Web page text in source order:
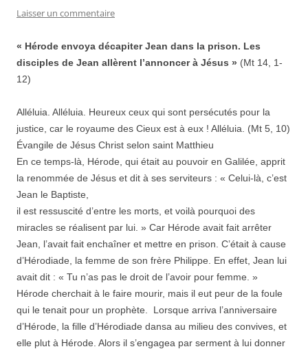
Laisser un commentaire
« Hérode envoya décapiter Jean dans la prison. Les
disciples de Jean allèrent l’annoncer à Jésus » (Mt 14, 1-
12)
Alléluia. Alléluia. Heureux ceux qui sont persécutés pour la
justice, car le royaume des Cieux est à eux ! Alléluia. (Mt 5, 10)
Évangile de Jésus Christ selon saint Matthieu
En ce temps-là, Hérode, qui était au pouvoir en Galilée, apprit
la renommée de Jésus et dit à ses serviteurs : « Celui-là, c’est
Jean le Baptiste,
il est ressuscité d’entre les morts, et voilà pourquoi des
miracles se réalisent par lui. » Car Hérode avait fait arrêter
Jean, l’avait fait enchaîner et mettre en prison. C’était à cause
d’Hérodiade, la femme de son frère Philippe. En effet, Jean lui
avait dit : « Tu n’as pas le droit de l’avoir pour femme. »
Hérode cherchait à le faire mourir, mais il eut peur de la foule
qui le tenait pour un prophète. Lorsque arriva l’anniversaire
d’Hérode, la fille d’Hérodiade dansa au milieu des convives, et
elle plut à Hérode. Alors il s’engagea par serment à lui donner